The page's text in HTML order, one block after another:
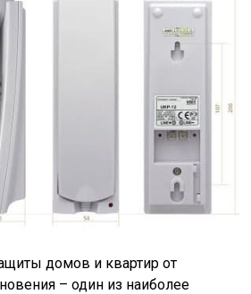
домов и квартир от
– один из наиболее